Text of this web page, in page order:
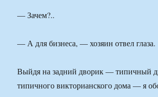
— Зачем?..
— А для бизнеса, — хозяин отвел глаза.
Выйдя на задний дворик — типичный
типичного викторианского дома — я